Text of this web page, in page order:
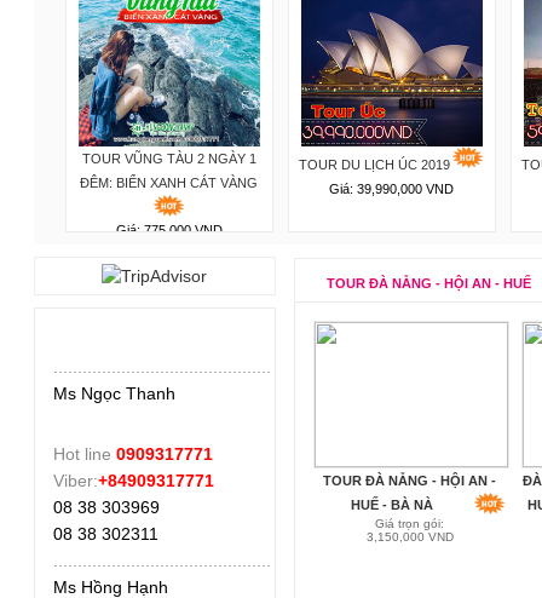
TOUR VŨNG TÀU 2 NGÀY 1
ĐÊM: BIỂN XANH CÁT VÀNG
Giá: 775,000 VND
TOUR DU LỊCH ÚC 2019
Giá: 39,990,000 VND
Ms Ngọc Thanh
Hot line 0909317771
Viber:+84909317771
08 38 303969
08 38 302311
Ms Hồng Hạnh
TOUR ĐÀ NẴNG - HỘI AN - HUẾ
TOUR ĐÀ NẴNG - HỘI AN -
HUẾ - BÀ NÀ
Giá trọn gói:
3,150,000 VND
ĐÀ